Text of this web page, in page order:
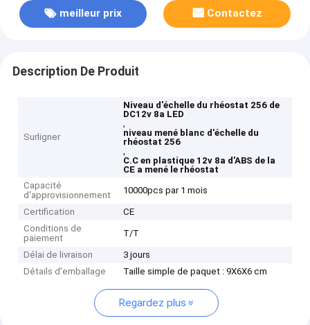
meilleur prix Contactez
Description De Produit
Surligner
Niveau d'échelle du rhéostat 256 de
DC12v 8a LED
,
niveau mené blanc d'échelle du
rhéostat 256
,
C.C en plastique 12v 8a d'ABS de la
CE a mené le rhéostat
Capacité
d'approvisionnement
10000pcs par 1 mois
Certification
CE
Conditions de
paiement
T/T
Délai de livraison
3 jours
Détails d'emballage
Taille simple de paquet : 9X6X6 cm
Regardez plus